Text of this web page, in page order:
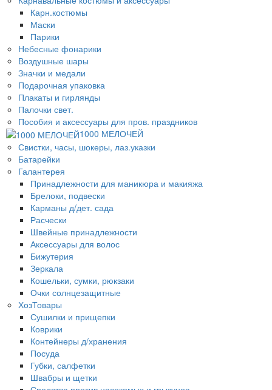
Карн.костюмы
Маски
Парики
Небесные фонарики
Воздушные шары
Значки и медали
Подарочная упаковка
Плакаты и гирлянды
Палочки свет.
Пособия и аксессуары для пров. праздников
1000 МЕЛОЧЕЙ
Свистки, часы, шокеры, лаз.указки
Батарейки
Галантерея
Принадлежности для маникюра и макияжа
Брелоки, подвески
Карманы д/дет. сада
Расчески
Швейные принадлежности
Аксессуары для волос
Бижутерия
Зеркала
Кошельки, сумки, рюкзаки
Очки солнцезащитные
ХозТовары
Сушилки и прищепки
Коврики
Контейнеры д/хранения
Посуда
Губки, салфетки
Швабры и щетки